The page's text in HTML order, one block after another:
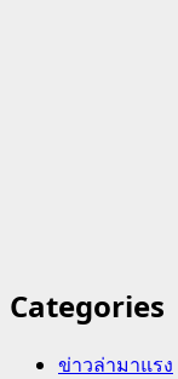
Categories
ข่าวล่ามาแรง